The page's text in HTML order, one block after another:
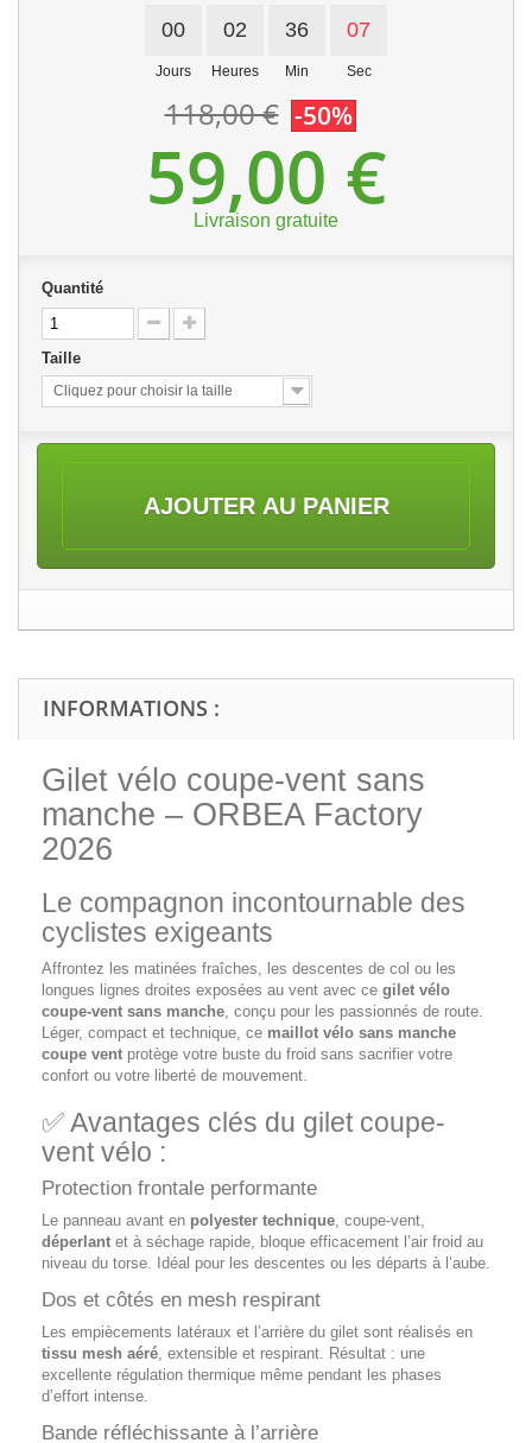
00
Jours
02
Heures
36
Min
06
Sec
118,00 € -50%
59,00 €
Livraison gratuite
Quantité
Taille
Cliquez pour choisir la taille
AJOUTER AU PANIER
INFORMATIONS :
Gilet vélo coupe-vent sans
manche – ORBEA Factory
2026
Le compagnon incontournable des
cyclistes exigeants
Affrontez les matinées fraîches, les descentes de col ou les
longues lignes droites exposées au vent avec ce gilet vélo
coupe-vent sans manche, conçu pour les passionnés de route.
Léger, compact et technique, ce maillot vélo sans manche
coupe vent protège votre buste du froid sans sacrifier votre
confort ou votre liberté de mouvement.
✅ Avantages clés du gilet coupe-
vent vélo :
Protection frontale performante
Le panneau avant en polyester technique, coupe-vent,
déperlant et à séchage rapide, bloque efficacement l’air froid au
niveau du torse. Idéal pour les descentes ou les départs à l’aube.
Dos et côtés en mesh respirant
Les empiècements latéraux et l’arrière du gilet sont réalisés en
tissu mesh aéré, extensible et respirant. Résultat : une
excellente régulation thermique même pendant les phases
d’effort intense.
Bande réfléchissante à l’arrière